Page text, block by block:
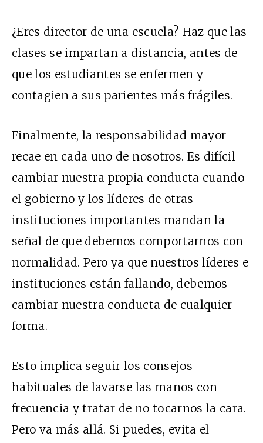
¿Eres director de una escuela? Haz que las
clases se impartan a distancia, antes de
que los estudiantes se enfermen y
contagien a sus parientes más frágiles.
Finalmente, la responsabilidad mayor
recae en cada uno de nosotros. Es difícil
cambiar nuestra propia conducta cuando
el gobierno y los líderes de otras
instituciones importantes mandan la
señal de que debemos comportarnos con
normalidad. Pero ya que nuestros líderes e
instituciones están fallando, debemos
cambiar nuestra conducta de cualquier
forma.
Esto implica seguir los consejos
habituales de lavarse las manos con
frecuencia y tratar de no tocarnos la cara.
Pero va más allá. Si puedes, evita el